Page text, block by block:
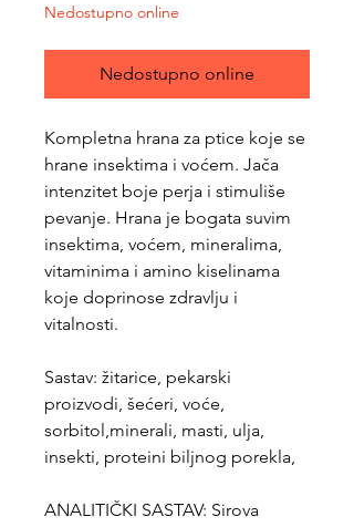
Nedostupno online
Nedostupno online
Kompletna hrana za ptice koje se
hrane insektima i voćem. Jača
intenzitet boje perja i stimuliše
pevanje. Hrana je bogata suvim
insektima, voćem, mineralima,
vitaminima i amino kiselinama
koje doprinose zdravlju i
vitalnosti.
Sastav: žitarice, pekarski
proizvodi, šećeri, voće,
sorbitol,minerali, masti, ulja,
insekti, proteini biljnog porekla,
ANALITIČKI SASTAV: Sirova